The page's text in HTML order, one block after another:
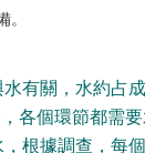
。
有關，水約占
各個環節都需
根據調查，每